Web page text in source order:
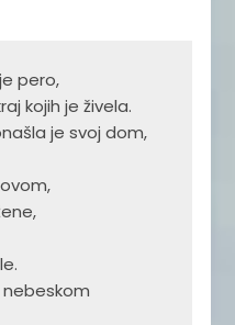
pero,
kojih je živela.
je svoj dom,